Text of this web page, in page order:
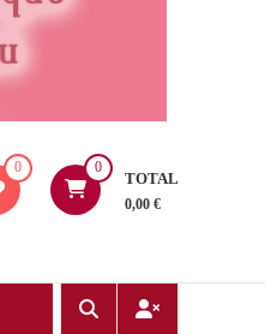
0 0
TOTAL
0,00 €